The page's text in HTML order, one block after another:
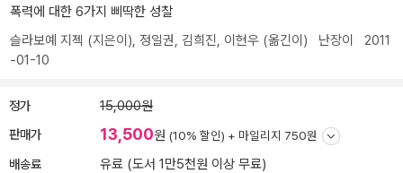
폭력에 대한 6가지 삐딱한 성찰
슬라보예 지젝 (지은이), 정일권, 김희진, 이현우 (옮긴이) 난장이
2011
-01-10
정가 15,000원
판매가 13,500원 (10% 할인) + 마일리지 750원
배송료 유료 (도서 1만5천원 이상 무료)